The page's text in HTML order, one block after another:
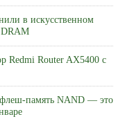
в искусственном
Redmi Router AX5400 с
память NAND — это